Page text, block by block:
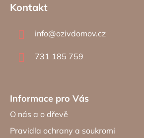
Kontakt
info@ozivdomov.cz
731 185 759
Informace pro Vás
O nás a o dřevě
Pravidla ochrany a soukromi